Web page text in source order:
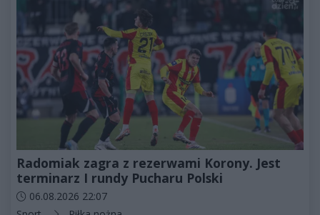
Radomiak zagra z rezerwami Korony. Jest
terminarz I rundy Pucharu Polski
Data dodania artykułu:
06.08.2026 22:07